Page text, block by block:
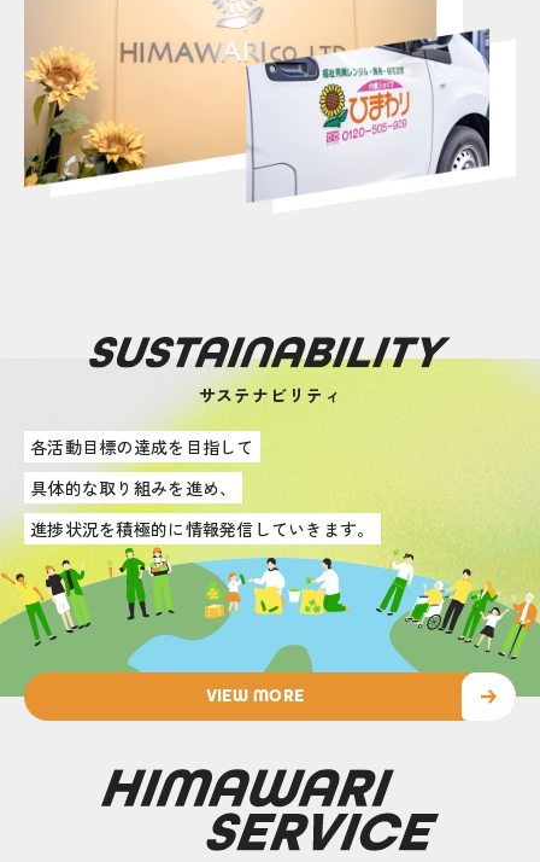
サステナビリティ
各活動目標の達成を目指して
具体的な取り組みを進め、
進捗状況を積極的に情報発信していきます。
VIEW MORE